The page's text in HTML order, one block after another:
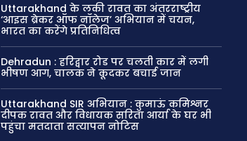
Uttarakhand के लकी रावत का अंतरराष्ट्रीय
‘आइस ब्रेकर ऑफ नॉलेज’ अभियान में चयन,
भारत का करेंगे प्रतिनिधित्व
Dehradun : हरिद्वार रोड पर चलती कार में लगी
भीषण आग, चालक ने कूदकर बचाई जान
Uttarakhand SIR अभियान : कुमाऊं कमिश्नर
दीपक रावत और विधायक सरिता आर्या के घर भी
पहुंचा मतदाता सत्यापन नोटिस